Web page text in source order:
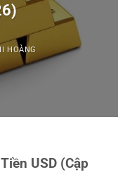
HOÀNG
USD (Cập